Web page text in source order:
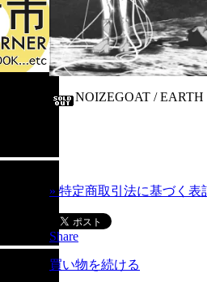
NOIZEGOAT /
» 特定商取引法に基づく表
Share
買い物を続ける